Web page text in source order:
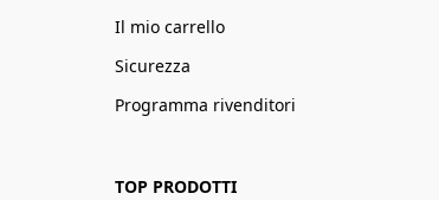
Il mio carrello
Sicurezza
Programma rivenditori
TOP PRODOTTI